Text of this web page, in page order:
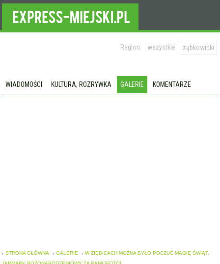
Region: wszystkie ząbkowicki
WIADOMOŚCI KULTURA, ROZRYWKA GALERIE KOMENTARZE
STRONA GŁÓWNA GALERIE
W ZIĘBICACH MOŻNA BYŁO POCZUĆ MAGIĘ ŚWIĄT.